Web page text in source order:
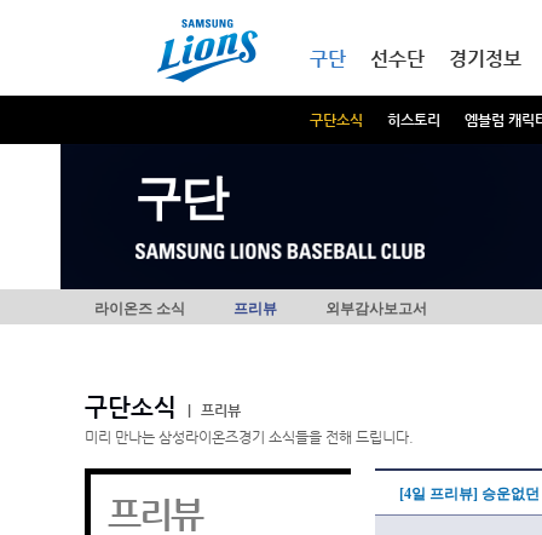
구단
구단소식 히스토리 엠블럼 캐릭
선수단 경기정보
구단
라이온즈 소식 프리뷰 외부감사보고서
구단소식
프리뷰
미리 만나는 삼성라이온즈경기 소식들을 전해 드립니다.
프리뷰 [4일 프리뷰] 승운없